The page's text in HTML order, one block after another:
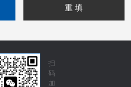
扫
码
加